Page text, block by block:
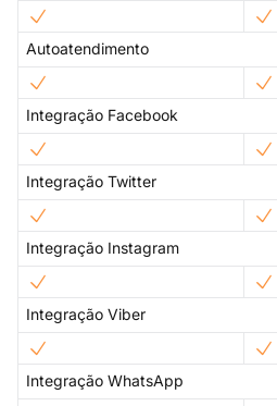
Autoatendimento
Integração Facebook
Integração Twitter
Integração Instagram
Integração Viber
Integração WhatsApp